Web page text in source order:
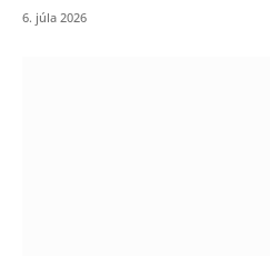
6. júla 2026